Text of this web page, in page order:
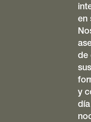
en
de
y